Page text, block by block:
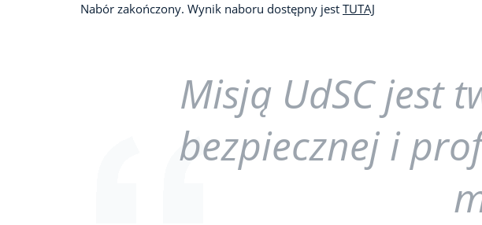
Nabór zakończony. Wynik naboru dostępny jest TUTAJ
Misją UdSC jest
bezpiecznej i